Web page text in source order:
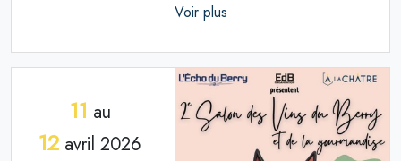
Voir plus
11 au
12 avril 2026